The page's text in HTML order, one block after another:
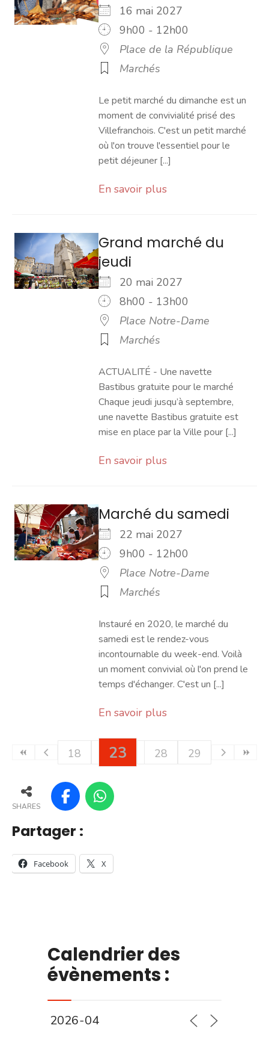
16 mai 2027
9h00 - 12h00
Place de la République
Marchés
Le petit marché du dimanche est un
moment de convivialité prisé des
Villefranchois. C'est un petit marché
où l'on trouve l'essentiel pour le
petit déjeuner [...]
En savoir plus
Grand marché du
jeudi
20 mai 2027
8h00 - 13h00
Place Notre-Dame
Marchés
ACTUALITÉ - Une navette
Bastibus gratuite pour le marché
Chaque jeudi jusqu’à septembre,
une navette Bastibus gratuite est
mise en place par la Ville pour [...]
En savoir plus
Marché du samedi
22 mai 2027
9h00 - 12h00
Place Notre-Dame
Marchés
Instauré en 2020, le marché du
samedi est le rendez-vous
incontournable du week-end. Voilà
un moment convivial où l'on prend le
temps d'échanger. C'est un [...]
En savoir plus
18 19 20 21
23 24 26 27
28 29
SHARES
Partager :
Facebook X
Calendrier des
évènements :